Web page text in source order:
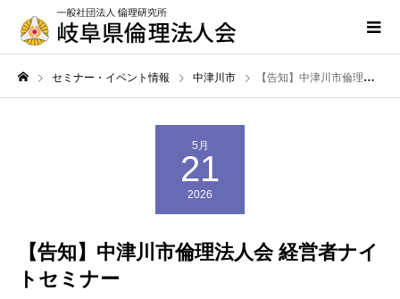
セミナー・イベント情報 中津川市 【告知】中津川市倫理法人会 経営者ナイトセミナー
5月
21
2026
【告知】中津川市倫理法人会 経営者ナイ
トセミナー